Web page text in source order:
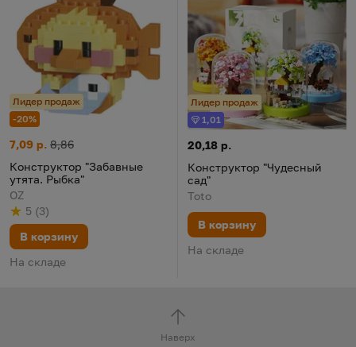
Лидер продаж
-20%
Конструктор "Забавные утята. Рыбка"
Цена:
7,09 р.
Старая цена:
8,86
Конструктор "Забавные
утята. Рыбка"
OZ
Рейтинг
5
из 5 (
по результату
3
голосов)
В корзину
На складе
Лидер продаж
Бонус
1,01
Конструктор "Чудесный сад"
Цена:
20,18 р.
Конструктор "Чудесный
сад"
Toto
В корзину
На складе
Наверх